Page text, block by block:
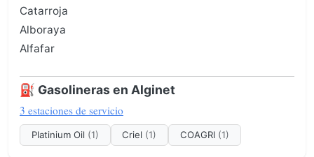
Catarroja
Alboraya
Alfafar
⛽ Gasolineras en Alginet
3 estaciones de servicio
Platinium Oil (1) Criel (1) COAGRI (1)